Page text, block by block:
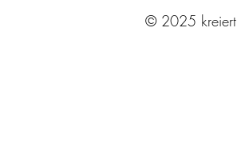
© 2025 kreiert